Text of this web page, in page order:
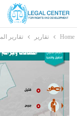
Home تقارير تقارير